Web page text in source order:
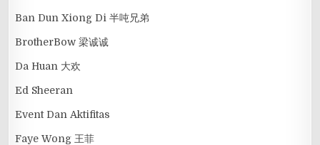
Ban Dun Xiong Di 半吨兄弟
BrotherBow 梁诚诚
Da Huan 大欢
Ed Sheeran
Event Dan Aktifitas
Faye Wong 王菲